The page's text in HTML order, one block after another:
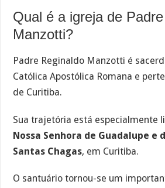
Qual é a igreja de
Manzotti?
Padre Reginaldo Manzotti é
Católica Apostólica Romana e
de Curitiba.
Sua trajetória está especialmente
Nossa Senhora de Guadalupe e
Santas Chagas, em Curitiba.
O santuário tornou-se um